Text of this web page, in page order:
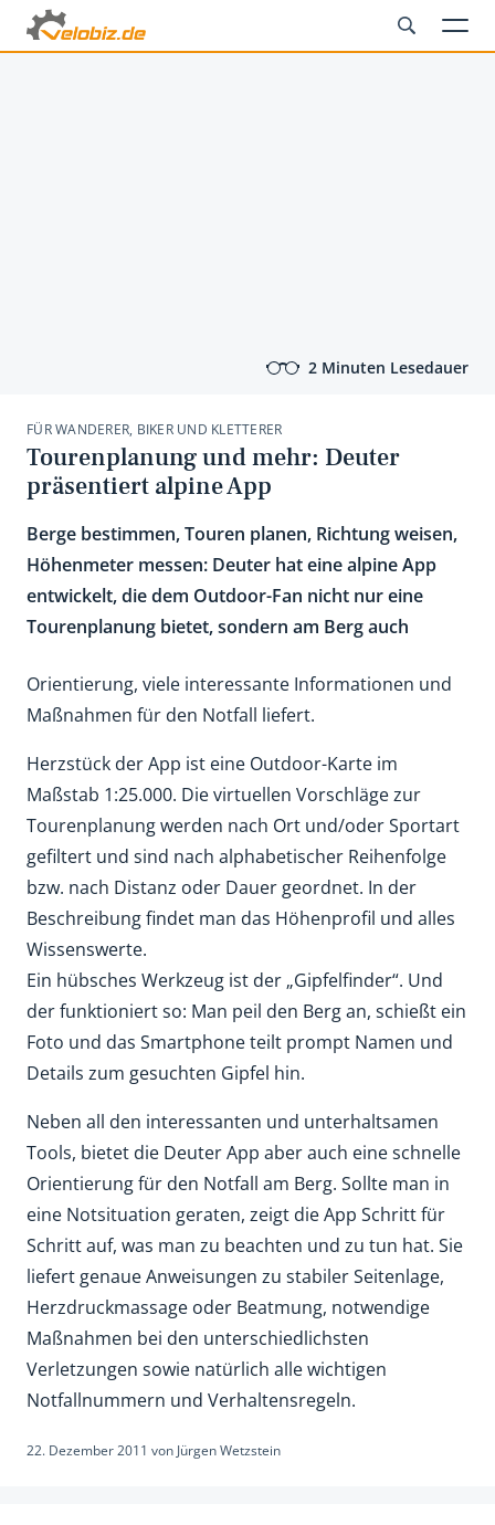
2 Minuten Lesedauer
FÜR WANDERER, BIKER UND KLETTERER
Tourenplanung und mehr: Deuter
präsentiert alpine App
Berge bestimmen, Touren planen, Richtung weisen,
Höhenmeter messen: Deuter hat eine alpine App
entwickelt, die dem Outdoor-Fan nicht nur eine
Tourenplanung bietet, sondern am Berg auch
Orientierung, viele interessante Informationen und
Maßnahmen für den Notfall liefert.
Herzstück der App ist eine Outdoor-Karte im
Maßstab 1:25.000. Die virtuellen Vorschläge zur
Tourenplanung werden nach Ort und/oder Sportart
gefiltert und sind nach alphabetischer Reihenfolge
bzw. nach Distanz oder Dauer geordnet. In der
Beschreibung findet man das Höhenprofil und alles
Wissenswerte.
Ein hübsches Werkzeug ist der „Gipfelfinder“. Und
der funktioniert so: Man peil den Berg an, schießt ein
Foto und das Smartphone teilt prompt Namen und
Details zum gesuchten Gipfel hin.
Neben all den interessanten und unterhaltsamen
Tools, bietet die Deuter App aber auch eine schnelle
Orientierung für den Notfall am Berg. Sollte man in
eine Notsituation geraten, zeigt die App Schritt für
Schritt auf, was man zu beachten und zu tun hat. Sie
liefert genaue Anweisungen zu stabiler Seitenlage,
Herzdruckmassage oder Beatmung, notwendige
Maßnahmen bei den unterschiedlichsten
Verletzungen sowie natürlich alle wichtigen
Notfallnummern und Verhaltensregeln.
22. Dezember 2011 von Jürgen Wetzstein